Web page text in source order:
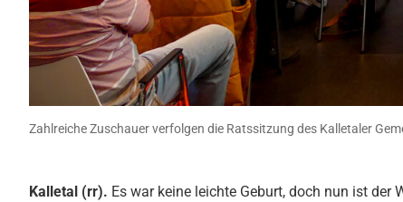
Zahlreiche Zuschauer verfolgen die Ratssitzung des Kalletaler
Kalletal (rr). Es war keine leichte Geburt, doch nun ist